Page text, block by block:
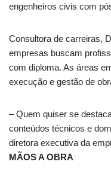
engenheiros civis com
Consultora de carreiras,
empresas buscam
com diploma. As áreas
execução e gestão de
– Quem quiser se
conteúdos técnicos e
diretora executiva da
MÃOS A OBRA